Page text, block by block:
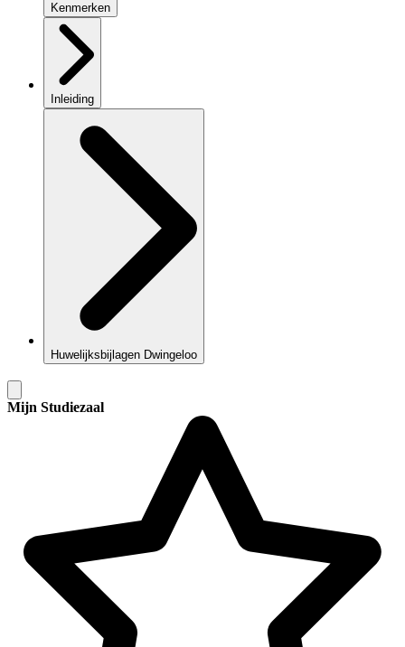
Kenmerken
Inleiding
Huwelijksbijlagen Dwingeloo
Mijn Studiezaal